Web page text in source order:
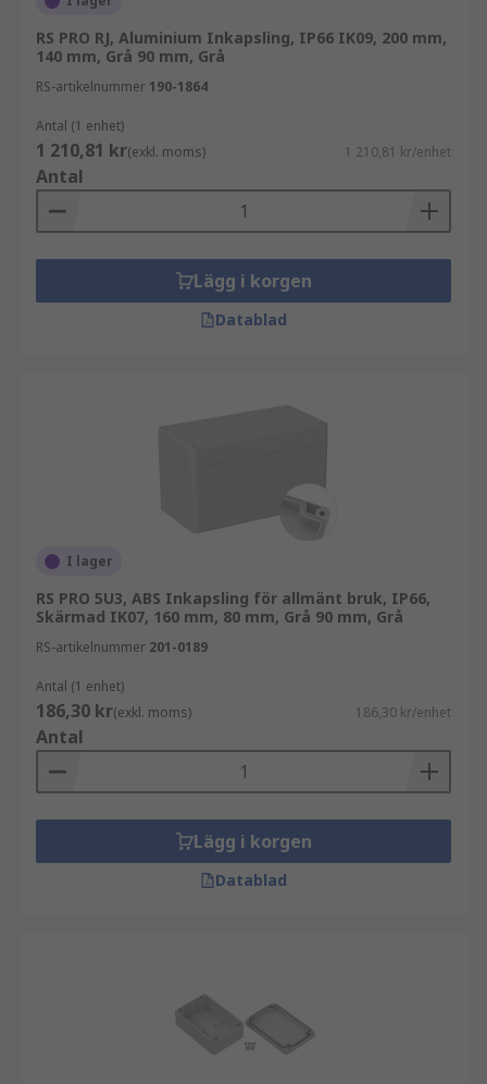
RS PRO RJ, Aluminium Inkapsling, IP66 IK09, 200 mm,
140 mm, Grå 90 mm, Grå
RS-artikelnummer 190-1864
Antal (1 enhet)
1 210,81 kr(exkl. moms) 1 210,81 kr/enhet
Antal
Lägg i korgen
Datablad
I lager
RS PRO 5U3, ABS Inkapsling för allmänt bruk, IP66,
Skärmad IK07, 160 mm, 80 mm, Grå 90 mm, Grå
RS-artikelnummer 201-0189
Antal (1 enhet)
186,30 kr(exkl. moms) 186,30 kr/enhet
Antal
Lägg i korgen
Datablad